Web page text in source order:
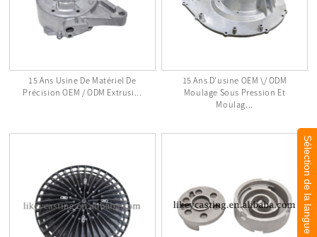
15 Ans Usine De Matériel De
Précision OEM / ODM Extrusi...
15 Ans D'usine OEM \/ ODM
Moulage Sous Pression Et
Moulag...
Sélection de la langue